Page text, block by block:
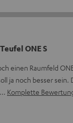
ONE S
einen Raumfeld
ja noch besser sein.
Komplette